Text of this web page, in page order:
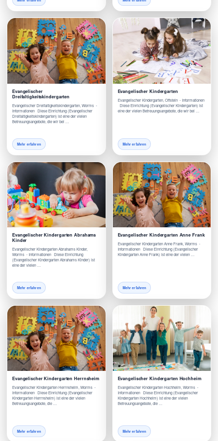
Evangelischer
Dreifaltigkeitskindergarten
Evangelischer Dreifaltigkeitskindergarten, Worms -
Informationen Diese Einrichtung (Evangelischer
Dreifaltigkeitskindergarten) ist eine der vielen
Betreuungsangebote, die wir bei …
Mehr erfahren
Evangelischer Kindergarten
Evangelischer Kindergarten, Offstein - Informationen
Diese Einrichtung (Evangelischer Kindergarten) ist
eine der vielen Betreuungsangebote, die wir bei …
Mehr erfahren
Evangelischer Kindergarten Abrahams
Kinder
Evangelischer Kindergarten Abrahams Kinder,
Worms - Informationen Diese Einrichtung
(Evangelischer Kindergarten Abrahams Kinder) ist
eine der vielen …
Mehr erfahren
Evangelischer Kindergarten Anne Frank
Evangelischer Kindergarten Anne Frank, Worms -
Informationen Diese Einrichtung (Evangelischer
Kindergarten Anne Frank) ist eine der vielen …
Mehr erfahren
Evangelischer Kindergarten Herrnsheim
Evangelischer Kindergarten Herrnsheim, Worms -
Informationen Diese Einrichtung (Evangelischer
Kindergarten Herrnsheim) ist eine der vielen
Betreuungsangebote, die …
Mehr erfahren
Evangelischer Kindergarten Hochheim
Evangelischer Kindergarten Hochheim, Worms -
Informationen Diese Einrichtung (Evangelischer
Kindergarten Hochheim) ist eine der vielen
Betreuungsangebote, die …
Mehr erfahren